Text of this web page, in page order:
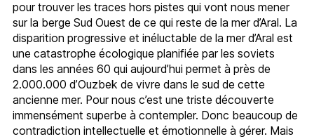
pour trouver les traces hors pistes qui vont nous mener
sur la berge Sud Ouest de ce qui reste de la mer d’Aral. La
disparition progressive et inéluctable de la mer d’Aral est
une catastrophe écologique planifiée par les soviets
dans les années 60 qui aujourd’hui permet à près de
2.000.000 d’Ouzbek de vivre dans le sud de cette
ancienne mer. Pour nous c’est une triste découverte
immensément superbe à contempler. Donc beaucoup de
contradiction intellectuelle et émotionnelle à gérer. Mais